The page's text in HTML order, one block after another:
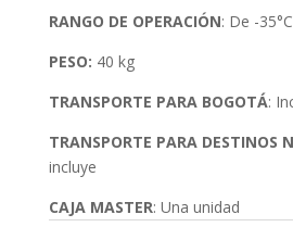
RANGO DE OPERACIÓN: De -
PESO: 40 kg
TRANSPORTE PARA BOGOTÁ:
TRANSPORTE PARA DESTINOS
incluye
CAJA MASTER: Una unidad